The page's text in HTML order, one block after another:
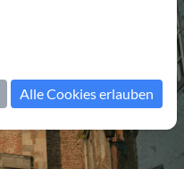
Alle Cookies erlauben